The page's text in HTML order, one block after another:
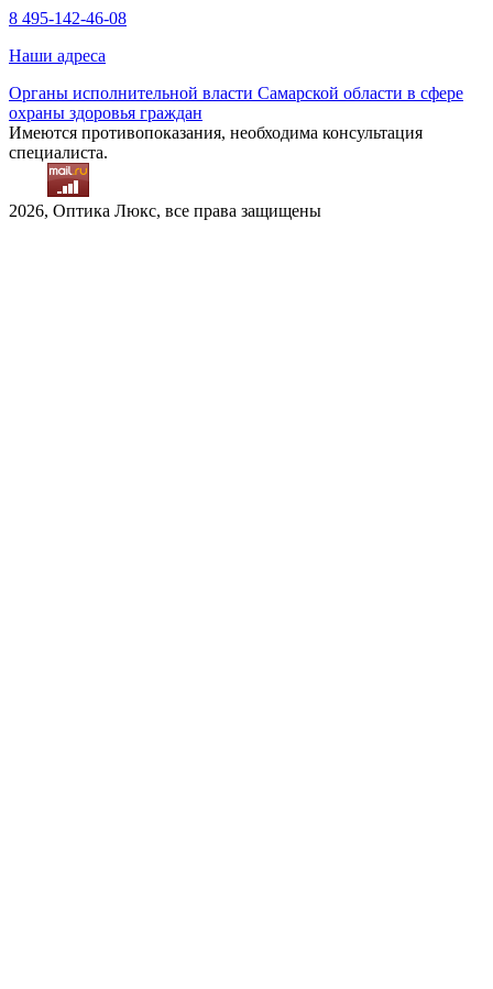
8 495-142-46-08
Наши адреса
Органы исполнительной власти Самарской области в сфере
охраны здоровья граждан
Имеются противопоказания, необходима консультация
специалиста.
2026, Оптика Люкс, все права защищены